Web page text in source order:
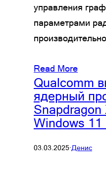
управления
параметрами
Read More
Qualcomm
ядерный
Snapdragon
Windows 11
03.03.2025·Денис